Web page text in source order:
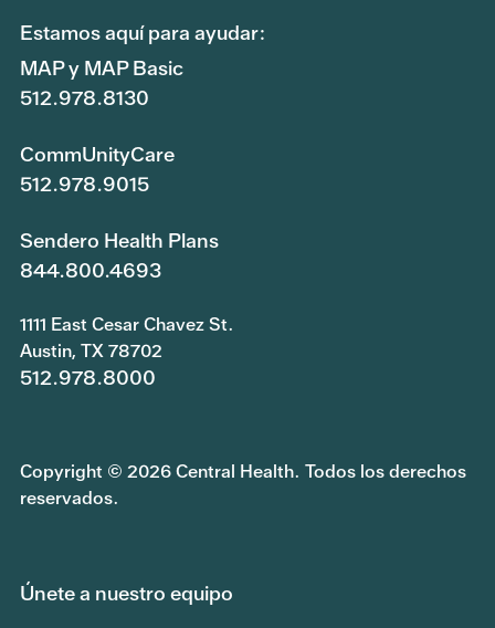
Estamos aquí para ayudar:
MAP y MAP Basic
512.978.8130
CommUnityCare
512.978.9015
Sendero Health Plans
844.800.4693
1111 East Cesar Chavez St.
Austin, TX 78702
512.978.8000
Copyright © 2026 Central Health. Todos los derechos
reservados.
Únete a nuestro equipo